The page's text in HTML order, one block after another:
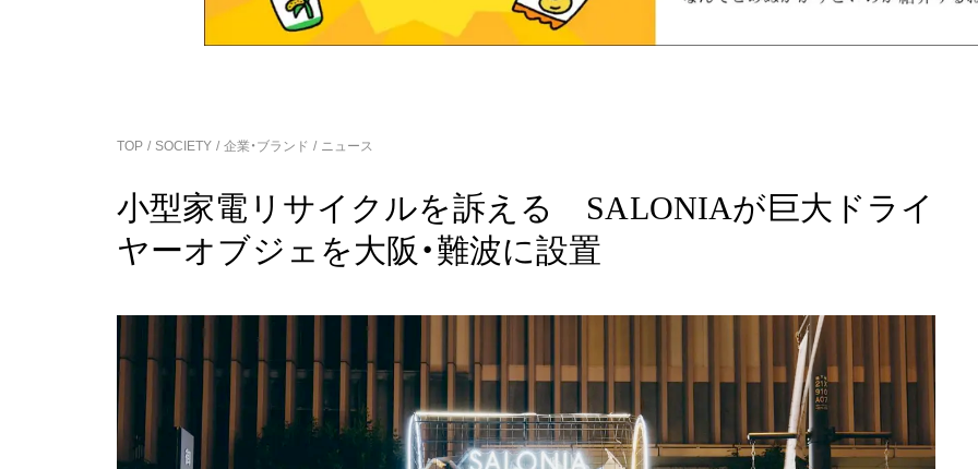
TOP SOCIETY 企業・ブランド ニュース
小型家電リサイクルを訴える SALONIAが巨大ドライ
ヤーオブジェを大阪・難波に設置